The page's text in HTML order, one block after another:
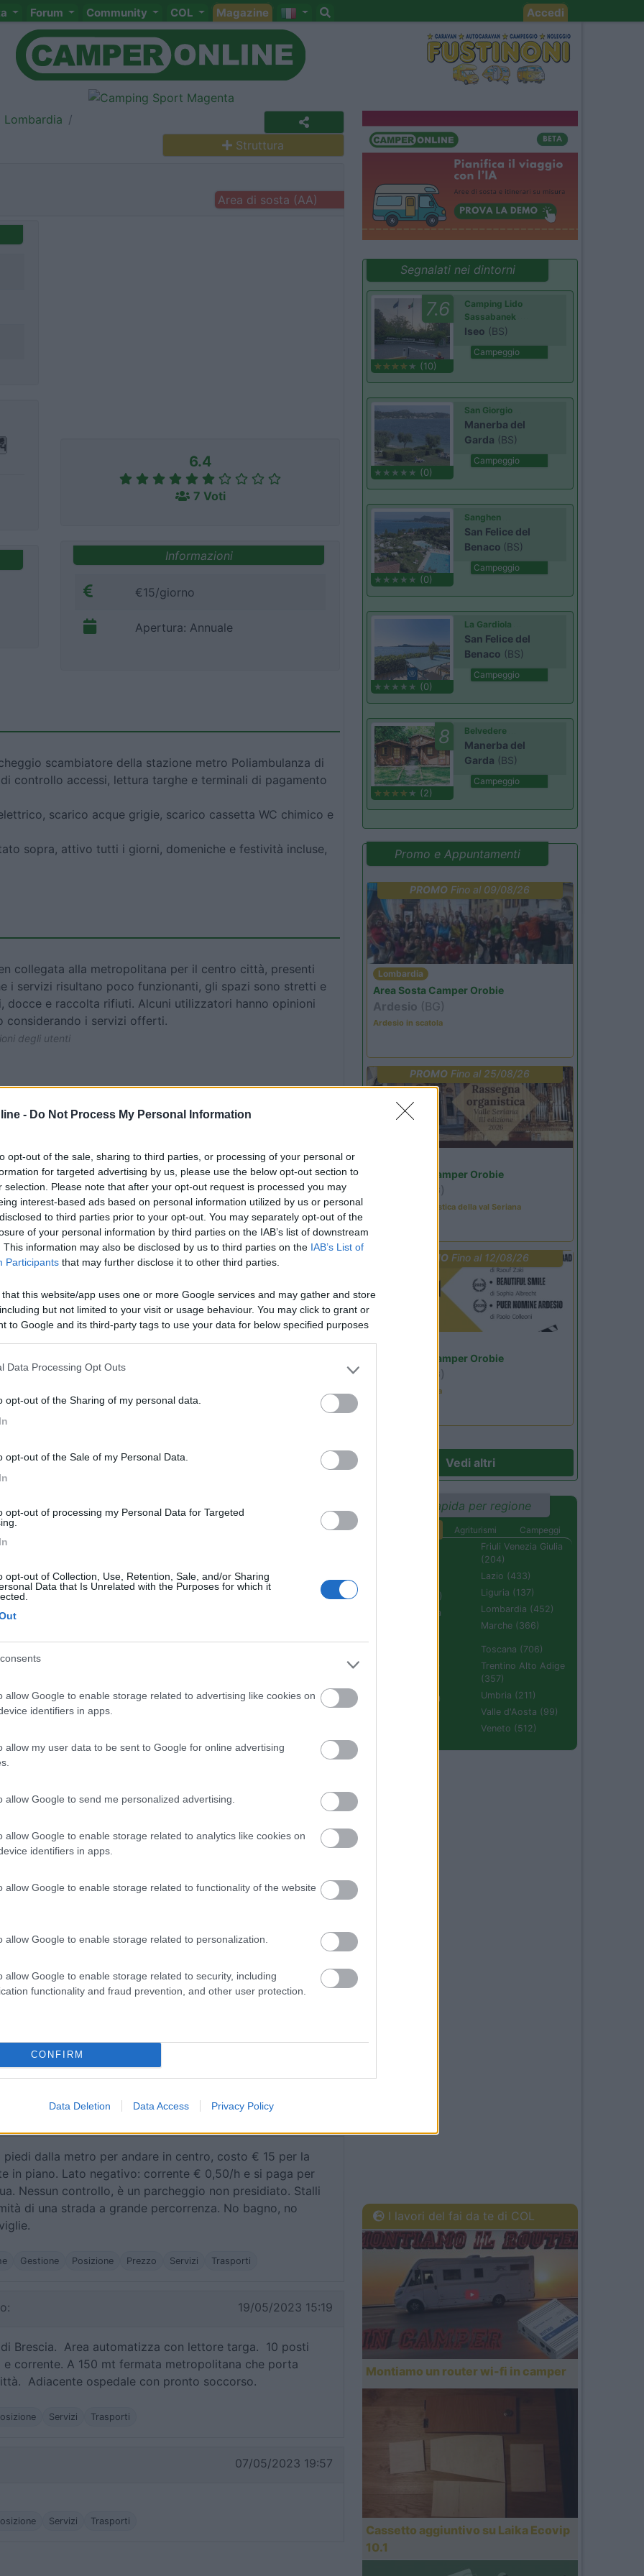
- Do Not Process My Personal Information
opt-out of the sale, sharing to third parties, or processing of your personal or
for targeted advertising by us, please use the below opt-out section to
selection. Please note that after your opt-out request is processed you may
interest-based ads based on personal information utilized by us or personal
to third parties prior to your opt-out. You may separately opt-out of the
of your personal information by third parties on the IAB’s list of downstream
This information may also be disclosed by us to third parties on the IAB’s List of
Participants that may further disclose it to other third parties.
that this website/app uses one or more Google services and may gather and store
but not limited to your visit or usage behaviour. You may click to grant or
to Google and its third-party tags to use your data for below specified purposes
Data Processing Opt Outs
opt-out of the Sharing of my personal data.
opt-out of the Sale of my Personal Data.
opt-out of processing my Personal Data for Targeted
opt-out of Collection, Use, Retention, Sale, and/or Sharing
Data that Is Unrelated with the Purposes for which it
allow Google to enable storage related to advertising like cookies on
identifiers in apps.
allow my user data to be sent to Google for online advertising
allow Google to send me personalized advertising.
allow Google to enable storage related to analytics like cookies on
identifiers in apps.
allow Google to enable storage related to functionality of the website
allow Google to enable storage related to personalization.
allow Google to enable storage related to security, including
functionality and fraud prevention, and other user protection.
CONFIRM
Data Deletion Data Access Privacy Policy
Forum Community COL Magazine Accedi
Lombardia
Struttura
Area di sosta (AA)
6.4
7 Voti
Informazioni
€15/giorno
Apertura: Annuale
scambiatore della stazione metro Poliambulanza di
controllo accessi, lettura targhe e terminali di pagamento
scarico acque grigie, scarico cassetta WC chimico e
sopra, attivo tutti i giorni, domeniche e festività incluse,
collegata alla metropolitana per il centro città, presenti
i servizi risultano poco funzionanti, gli spazi sono stretti e
docce e raccolta rifiuti. Alcuni utilizzatori hanno opinioni
considerando i servizi offerti.
degli utenti
Carica foto
(4) Trasporti (4) Prezzo (3)
nel grande parcheggio gratuito, tranquillo, qualche
la metro per visitare Brescia. Confermo l'assenza di
29/03/2025)
Posizione
01/11/2024 19:07
ladrocinio: pagate 24 ore anticipatamente 15 euro. 100 litri
5 euro. Dopo 19 ore dovuti pagare ulteriori 8 euro per
fuori.
solo la corrente), e noi siamo andati altrove
28/11/2023 20:52
la raccolta rifiuti, considerando il costo ritengo che si
servizio.
dalla metro per andare in centro, costo € 15 per la
in piano. Lato negativo: corrente € 0,50/h e si paga per
Nessun controllo, è un parcheggio non presidiato. Stalli
di una strada a grande percorrenza. No bagno, no
Gestione Posizione Prezzo Servizi Trasporti
19/05/2023 15:19
Brescia. Area automatizza con lettore targa. 10 posti
corrente. A 150 mt fermata metropolitana che porta
Adiacente ospedale con pronto soccorso.
Servizi Trasporti
07/05/2023 19:57
Servizi Trasporti
Segnalati nei dintorni
7.6
(10)
Camping Lido
Sassabanek
Iseo (BS)
Campeggio
(0)
San Giorgio
Manerba del
Garda (BS)
Campeggio
(0)
Sanghen
San Felice del
Benaco (BS)
Campeggio
(0)
La Gardiola
San Felice del
Benaco (BS)
Campeggio
8
(2)
Belvedere
Manerba del
Garda (BS)
Campeggio
Promo e Appuntamenti
PROMO Fino al 09/08/26
Lombardia
Area Sosta Camper Orobie
Ardesio (BG)
Ardesio in scatola
PROMO Fino al 25/08/26
Area Sosta Camper Orobie
(BG)
Rassegna organistica della val Seriana
PROMO Fino al 12/08/26
Area Sosta Camper Orobie
(BG)
Estate in cineteca
Vedi altri
Ricerca rapida per regione
Agriturismi
Campeggi
Campania (236)
Emilia Romagna
Friuli Venezia Giulia
(204)
Lazio (433)
Liguria (137)
Lombardia (452)
Marche (366)
Sardegna (336)
Toscana (706)
Trentino Alto Adige
(357)
Umbria (211)
Valle d'Aosta (99)
Veneto (512)
I lavori del fai da te di COL
Montiamo un router wi-fi in camper
Cassetto aggiuntivo su Laika Ecovip
10.1